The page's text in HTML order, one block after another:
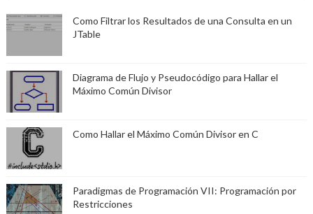
Como Filtrar los Resultados de una Consulta en un
JTable
Diagrama de Flujo y Pseudocódigo para Hallar el
Máximo Común Divisor
Como Hallar el Máximo Común Divisor en C
Paradigmas de Programación VII: Programación por
Restricciones